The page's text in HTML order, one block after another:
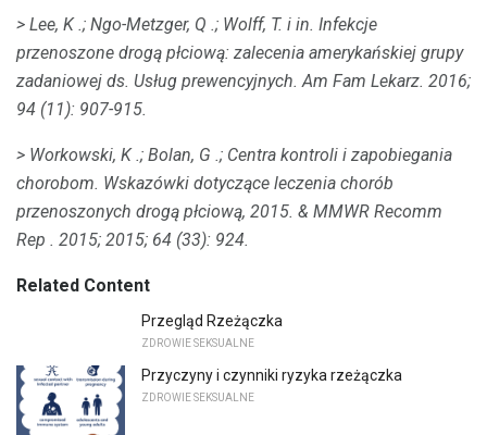
> Lee, K .; Ngo-Metzger, Q .; Wolff, T. i in. Infekcje
przenoszone drogą płciową: zalecenia amerykańskiej grupy
zadaniowej ds. Usług prewencyjnych. Am Fam Lekarz. 2016;
94 (11): 907-915.
> Workowski, K .; Bolan, G .; Centra kontroli i zapobiegania
chorobom. Wskazówki dotyczące leczenia chorób
przenoszonych drogą płciową, 2015. & MMWR Recomm
Rep . 2015; 2015; 64 (33): 924.
Related Content
Przegląd Rzeżączka
ZDROWIE SEKSUALNE
Przyczyny i czynniki ryzyka rzeżączka
ZDROWIE SEKSUALNE